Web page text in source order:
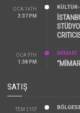
OCA 14TH
3:37 PM
OCA 9TH
1:38 PM
MİMARİ
SATIŞ
TEM 21ST